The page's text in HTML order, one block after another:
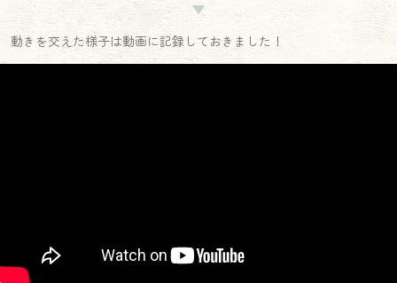
▼
動きを交えた様子は動画に記録しておきました！